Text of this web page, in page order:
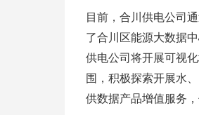
目前，合川供电公司
了合川区能源大数据
供电公司将开展可视
围，积极探索开展水
供数据产品增值服务